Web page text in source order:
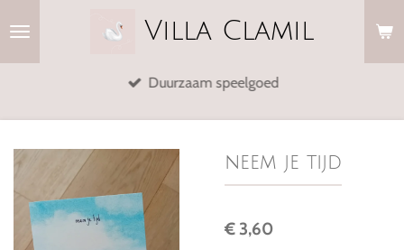
hoofdinhoud
Villa Clamil
Duurzaam speelgoed
neem je tijd
€ 3,60